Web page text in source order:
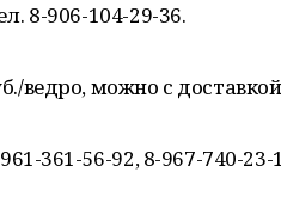
8-906-104-29-36.
ведро, можно с
361-56-92, 8-967-740-23-